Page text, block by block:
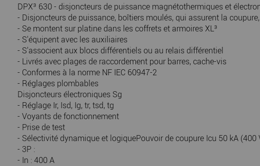
DPX³ 630 - disjoncteurs de puissance magnétothermiques et
- Disjoncteurs de puissance, boîtiers moulés, qui assurent la
- Se montent sur platine dans les coffrets et armoires XL³
- S'équipent avec les auxiliaires
- S'associent aux blocs différentiels ou au relais différentiel
- Livrés avec plages de raccordement pour barres, cache-vis
- Conformes à la norme NF IEC 60947-2
- Réglages plombables
Disjoncteurs électroniques Sg
- Réglage Ir, Isd, Ig, tr, tsd, tg
- Voyants de fonctionnement
- Prise de test
- Sélectivité dynamique et logiquePouvoir de coupure Icu 50 kA (400
- 3P :
- In : 400 A